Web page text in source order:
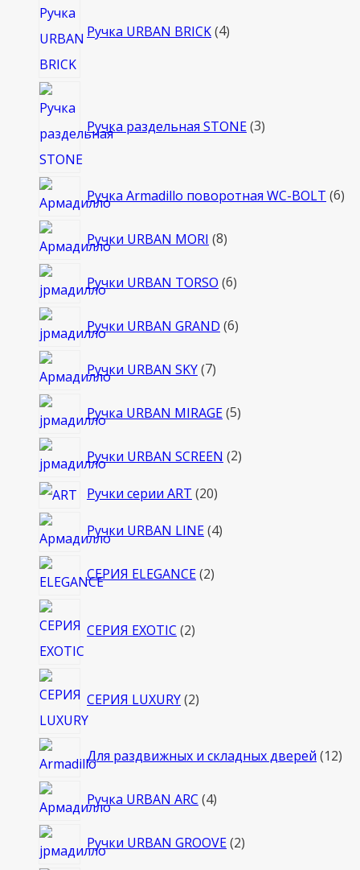
Ручка URBAN BRICK 4товара
Ручка раздельная STONE 3товара
Ручка Armadillo поворотная WC-BOLT 66
Ручки URBAN MORI 88
Ручки URBAN TORSO 66
Ручки URBAN GRAND 66
Ручки URBAN SKY 77
Ручка URBAN MIRAGE 55
Ручки URBAN SCREEN 22
Ручки серии ART 2020
Ручки URBAN LINE 44
СЕРИЯ ELEGANCE 22
СЕРИЯ EXOTIC 2товара
СЕРИЯ LUXURY 2товара
Для раздвижных и складных дверей 1212
Ручка URBAN ARC 44
Ручки URBAN GROOVE 22